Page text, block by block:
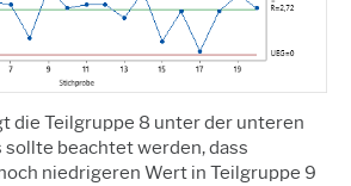
die Teilgruppe 8 unter der unteren
sollte beachtet werden, dass
niedrigeren Wert in Teilgruppe 9